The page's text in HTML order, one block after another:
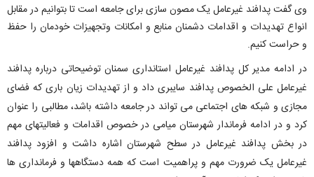
وی گفت پدافند غیرعامل یک مصون سازی برای جامعه است تا بتوانیم در مقابل
انواع تهدیدات و اقدامات دشمنان منابع و امکانات وتجهیزات خودمان را حفظ
و حراست کنیم.
در ادامه مدیر کل پدافند غیرعامل استانداری سمنان توضیحاتی درباره پدافند
غیرعامل علی الخصوص پدافند سایبری داد و از تهدیدات زیان باری که فضای
مجازی و شبکه های اجتماعی می تواند در جامعه داشته باشد، مطالبی را عنوان
کرد و در ادامه فرماندار شهرستان میامی در خصوص اقدامات و فعالیتهای مهم
در بخش پدافند غیرعامل در سطح شهرستان اشاره داشت و افزود پدافند
غیرعامل یک ضرورت مهم و پراهمیت است که همه دستگاهها و فرمانداری ها